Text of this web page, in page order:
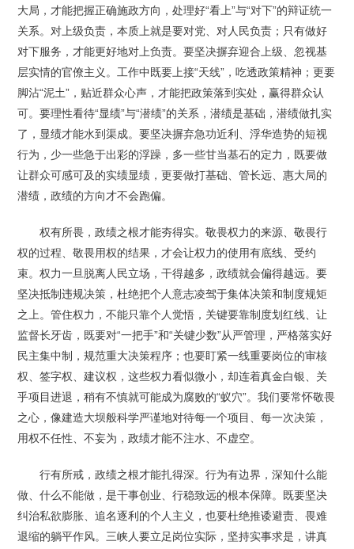
大局，才能把握正确施政方向，处理好“看上”与“对下”的辩证统一
关系。对上级负责，本质上就是要对党、对人民负责；只有做好
对下服务，才能更好地对上负责。要坚决摒弃迎合上级、忽视基
层实情的官僚主义。工作中既要上接“天线”，吃透政策精神；更要
脚沾“泥土”，贴近群众心声，才能把政策落到实处，赢得群众认
可。要理性看待“显绩”与“潜绩”的关系，潜绩是基础，潜绩做扎实
了，显绩才能水到渠成。要坚决摒弃急功近利、浮华造势的短视
行为，少一些急于出彩的浮躁，多一些甘当基石的定力，既要做
让群众可感可及的实绩显绩，更要做打基础、管长远、惠大局的
潜绩，政绩的方向才不会跑偏。
权有所畏，政绩之根才能夯得实。敬畏权力的来源、敬畏行
权的过程、敬畏用权的结果，才会让权力的使用有底线、受约
束。权力一旦脱离人民立场，干得越多，政绩就会偏得越远。要
坚决抵制违规决策，杜绝把个人意志凌驾于集体决策和制度规矩
之上。管住权力，不能只靠个人觉悟，关键要靠制度划红线、让
监督长牙齿，既要对“一把手”和“关键少数”从严管理，严格落实好
民主集中制，规范重大决策程序；也要盯紧一线重要岗位的审核
权、签字权、建议权，这些权力看似微小，却连着真金白银、关
乎项目进退，稍有不慎就可能成为腐败的“蚁穴”。我们要常怀敬畏
之心，像建造大坝般科学严谨地对待每一个项目、每一次决策，
用权不任性、不妄为，政绩才能不注水、不虚空。
行有所戒，政绩之根才能扎得深。行为有边界，深知什么能
做、什么不能做，是干事创业、行稳致远的根本保障。既要坚决
纠治私欲膨胀、追名逐利的个人主义，也要杜绝推诿避责、畏难
退缩的躺平作风。三峡人要立足岗位实际，坚持实事求是，讲真